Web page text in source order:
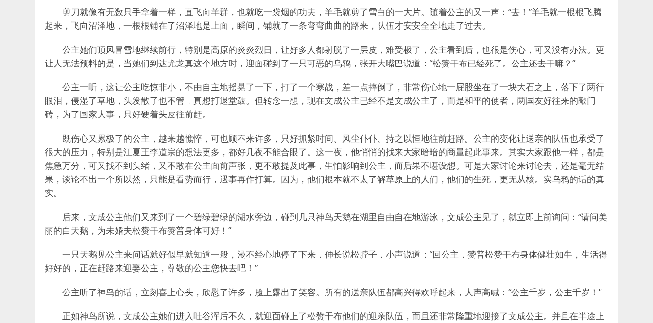
剪刀就像有无数只手拿着一样，直飞向羊群，也就吃一袋烟的功夫，羊毛就剪了雪白的一大片。随着公主的又一声：“去！”羊毛就一根根飞腾
起来，飞向沼泽地，一根根铺在了沼泽地是上面，瞬间，铺就了一条弯弯曲曲的路来，队伍才安安全全地走了过去。
公主她们顶风冒雪地继续前行，特别是高原的炎炎烈日，让好多人都射脱了一层皮，难受极了，公主看到后，也很是伤心，可又没有办法。更
让人无法预料的是，当她们到达尤龙真这个地方时，迎面碰到了一只可恶的乌鸦，张开大嘴巴说道：“松赞干布已经死了。公主还去干嘛？”
公主一听，这让公主吃惊非小，不由自主地摇晃了一下，打了一个寒战，差一点摔倒了，非常伤心地一屁股坐在了一块大石之上，落下了两行
眼泪，侵湿了草地，头发散了也不管，真想打退堂鼓。但转念一想，现在文成公主已经不是文成公主了，而是和平的使者，两国友好往来的敲门
砖，为了国家大事，只好硬着头皮往前赶。
既伤心又累极了的公主，越来越憔悴，可也顾不来许多，只好抓紧时间、风尘仆仆、持之以恒地往前赶路。公主的变化让送亲的队伍也承受了
很大的压力，特别是江夏王李道宗的想法更多，都好几夜不能合眼了。这一夜，他悄悄的找来大家暗暗的商量起此事来。其实大家跟他一样，都是
焦急万分，可又找不到头绪，又不敢在公主面前声张，更不敢提及此事，生怕影响到公主，而后果不堪设想。可是大家讨论来讨论去，还是毫无结
果，谈论不出一个所以然，只能是看势而行，遇事再作打算。因为，他们根本就不太了解草原上的人们，他们的生死，更无从核。实乌鸦的话的真
实。
后来，文成公主他们又来到了一个碧绿碧绿的湖水旁边，碰到几只神鸟天鹅在湖里自由自在地游泳，文成公主见了，就立即上前询问：“请问美
丽的白天鹅，为未婚夫松赞干布赞普身体可好！”
一只天鹅见公主来问话就好似早就知道一般，漫不经心地停了下来，伸长说松脖子，小声说道：“回公主，赞普松赞干布身体健壮如牛，生活得
好好的，正在赶路来迎娶公主，尊敬的公主您快去吧！”
公主听了神鸟的话，立刻喜上心头，欣慰了许多，脸上露出了笑容。所有的送亲队伍都高兴得欢呼起来，大声高喊：“公主千岁，公主千岁！”
正如神鸟所说，文成公主她们进入吐谷浑后不久，就迎面碰上了松赞干布他们的迎亲队伍，而且还非常隆重地迎接了文成公主。并且在半途上